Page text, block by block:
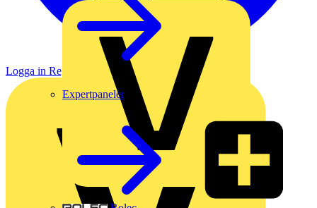
Expertpaneler
Logga in Registrera dig